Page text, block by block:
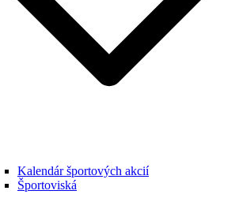
Kalendár športových akcií
Športoviská